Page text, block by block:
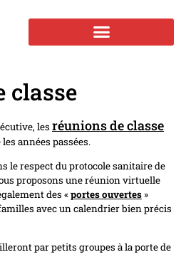
classe
les réunions de classe
années passées.
le respect du protocole sanitaire de
proposons une réunion virtuelle
des «portes ouvertes »
avec un calendrier bien précis
par petits groupes à la porte de